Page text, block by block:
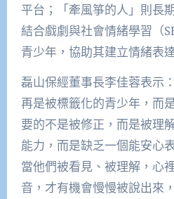
平台；「牽風箏的人」則長
結合戲劇與社會情緒學習（
青少年，協助其建立情緒表
磊山保經董事長李佳蓉表示
再是被標籤化的青少年，而
要的不是被修正，而是被理
能力，而是缺乏一個能安心
當他們被看見、被理解，心
音，才有機會慢慢被說出來